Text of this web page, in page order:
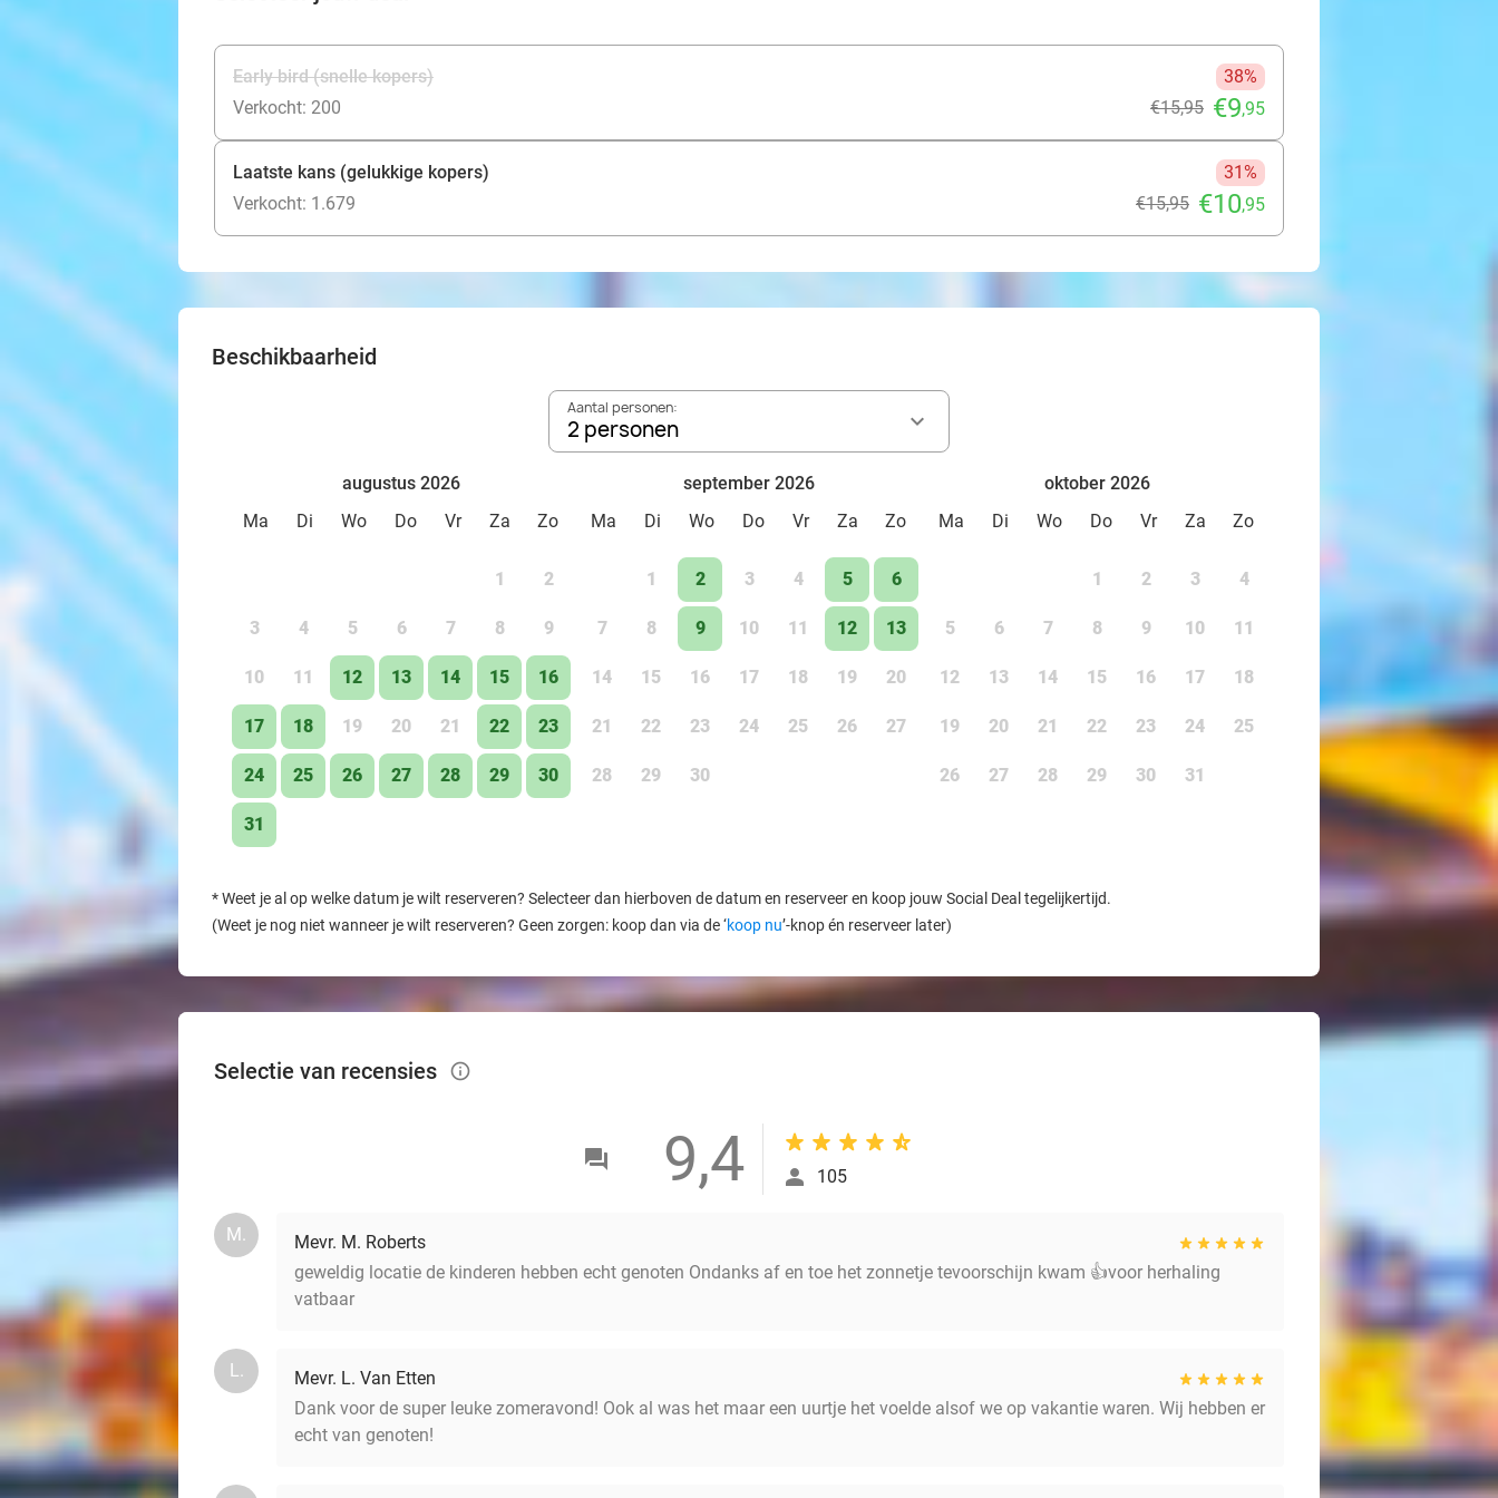
Early bird (snelle kopers)
38%
Verkocht: 200
€15,95 €9,95
Laatste kans (gelukkige kopers)
31%
Verkocht: 1.679
€15,95 €10,95
Beschikbaarheid
Aantal personen:
2 personen
augustus 2026
Ma
Di Wo Do Vr Za Zo
1 2
3 4 5 6 7 8 9
10 11 12 13 14 15 16
17 18 19 20 21 22 23
24 25 26 27 28 29 30
31
september 2026
Ma
Di Wo Do Vr Za Zo
1 2 3 4 5 6
7 8 9 10 11 12 13
14 15 16 17 18 19 20
21 22 23 24 25 26 27
28 29 30
oktober 2026
Ma
Di Wo Do Vr Za Zo
1 2 3 4
5 6 7 8 9 10 11
12 13 14 15 16 17 18
19 20 21 22 23 24 25
26 27 28 29 30 31
*Weet je al op welke datum je wilt reserveren? Selecteer dan hierboven de datum en reserveer en koop jouw Social Deal tegelijkertijd.
(Weet je nog niet wanneer je wilt reserveren? Geen zorgen: koop dan via de ‘koop nu’-knop én reserveer later)
Selectie van recensies info_outlined
9,4 105
M.
Mevr. M. Roberts
geweldig locatie de kinderen hebben echt genoten Ondanks af en toe het zonnetje tevoorschijn kwam 👍voor herhaling
vatbaar
L.
Mevr. L. Van Etten
Dank voor de super leuke zomeravond! Ook al was het maar een uurtje het voelde alsof we op vakantie waren. Wij hebben er
echt van genoten!